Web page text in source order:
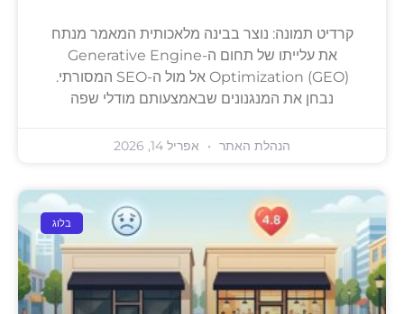
קרדיט תמונה: נוצר בבינה מלאכותית המאמר מנתח
את עלייתו של תחום ה-Generative Engine
Optimization (GEO) אל מול ה-SEO המסורתי.
נבחן את המנגנונים שבאמצעותם מודלי שפה
הנהלת האתר אפריל 14, 2026
בלוג